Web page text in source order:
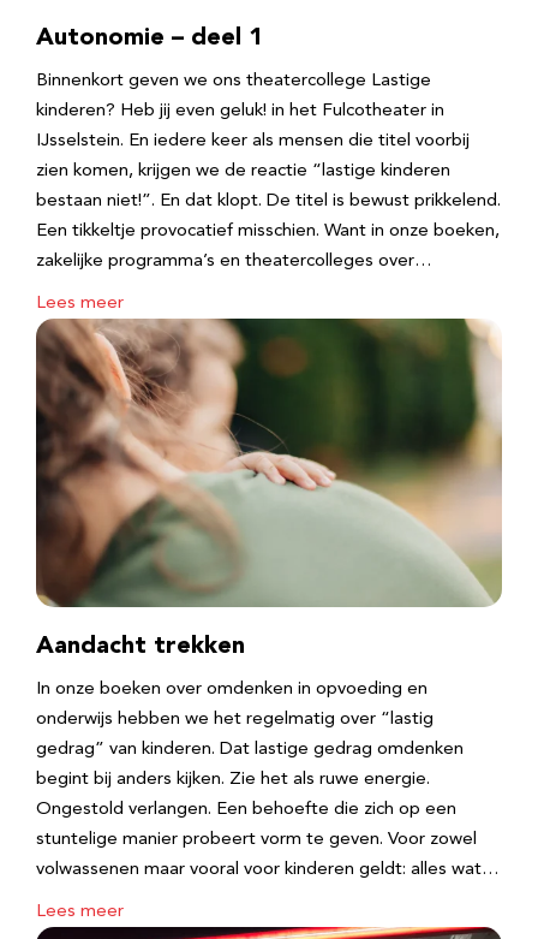
Autonomie – deel 1
Binnenkort geven we ons theatercollege Lastige
kinderen? Heb jij even geluk! in het Fulcotheater in
IJsselstein. En iedere keer als mensen die titel voorbij
zien komen, krijgen we de reactie “lastige kinderen
bestaan niet!”. En dat klopt. De titel is bewust prikkelend.
Een tikkeltje provocatief misschien. Want in onze boeken,
zakelijke programma’s en theatercolleges over…
Lees meer
Aandacht trekken
In onze boeken over omdenken in opvoeding en
onderwijs hebben we het regelmatig over “lastig
gedrag” van kinderen. Dat lastige gedrag omdenken
begint bij anders kijken. Zie het als ruwe energie.
Ongestold verlangen. Een behoefte die zich op een
stuntelige manier probeert vorm te geven. Voor zowel
volwassenen maar vooral voor kinderen geldt: alles wat…
Lees meer